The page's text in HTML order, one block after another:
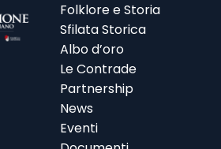
Folklore e Storia
Sfilata Storica
Albo d’oro
Le Contrade
Partnership
News
Eventi